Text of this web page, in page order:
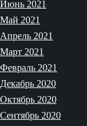
Июнь 2021
Май 2021
Апрель 2021
Март 2021
Февраль 2021
Декабрь 2020
Октябрь 2020
Сентябрь 2020